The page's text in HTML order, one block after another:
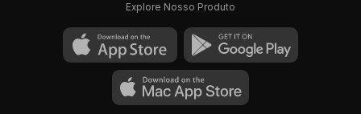
Explore Nosso Produto